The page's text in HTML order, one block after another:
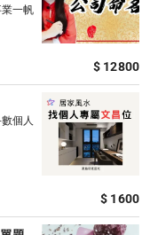
一帆
$ 12800
個人
$ 1600